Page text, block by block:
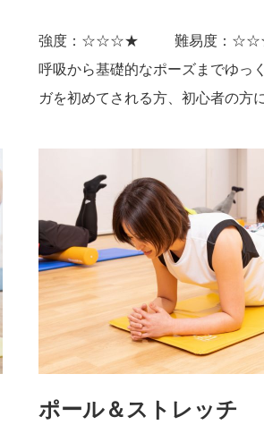
強度：☆☆☆★
難易度：
呼吸から基礎的なポーズまでゆっ
ガを初めてされる方、初心者の方
ポール＆ストレッチ